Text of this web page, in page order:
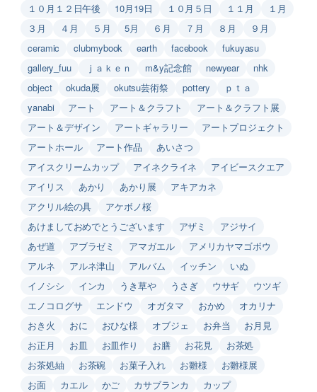
１０月１２日午後 10月19日 １０月５日 １１月
１月
３月
４月 ５月 5月 ６月 ７月 ８月
９月
ceramic
clubmybook earth facebook
fukuyasu
gallery_fuu
ｊａｋｅｎ m&y記念館 newyear
nhk
object
okuda展 okutsu芸術祭 pottery
ｐｔａ
yanabi
アート アート＆クラフト
アート＆クラフト展
アート＆デザイン
アートギャラリー
アートプロジェクト
アートホール
アート作品
あいさつ
アイスクリームカップ
アイネクライネ
アイビースクエア
アイリス
あかり あかり展
アキアカネ
アクリル絵の具
アケボノ桜
あけましておめでとうございます
アザミ
アジサイ
あぜ道
アブラゼミ アマガエル
アメリカヤマゴボウ
アルネ
アルネ津山 アルバム イッチン
いぬ
イノシシ
インカ うき草や うさぎ ウサギ
ウツギ
エノコログサ
エンドウ オガタマ おかめ
オカリナ
おき火
おに おひな様 オブジェ お弁当
お月見
お正月
お皿 お皿作り お膳 お花見
お茶処
お茶処紬
お茶碗 お菓子入れ お雛様
お雛様展
お面
カエル かご カサブランカ
カップ